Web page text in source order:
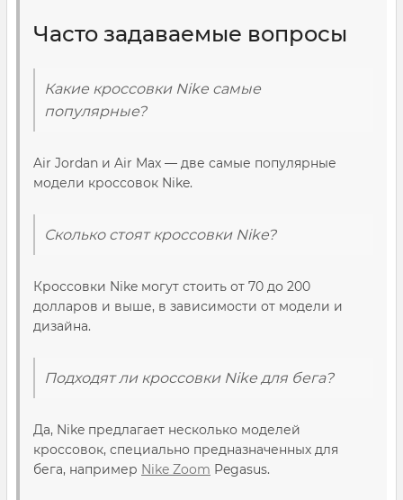
Часто задаваемые вопросы
Какие кроссовки Nike самые
популярные?
Air Jordan и Air Max — две самые популярные
модели кроссовок Nike.
Сколько стоят кроссовки Nike?
Кроссовки Nike могут стоить от 70 до 200
долларов и выше, в зависимости от модели и
дизайна.
Подходят ли кроссовки Nike для бега?
Да, Nike предлагает несколько моделей
кроссовок, специально предназначенных для
бега, например Nike Zoom Pegasus.